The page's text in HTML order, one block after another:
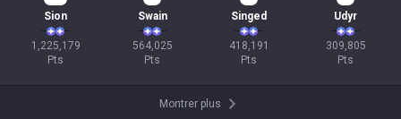
Sion
1,225,179
Pts
Swain
564,025
Pts
Singed
418,191
Pts
Udyr
309,805
Pts
Montrer plus